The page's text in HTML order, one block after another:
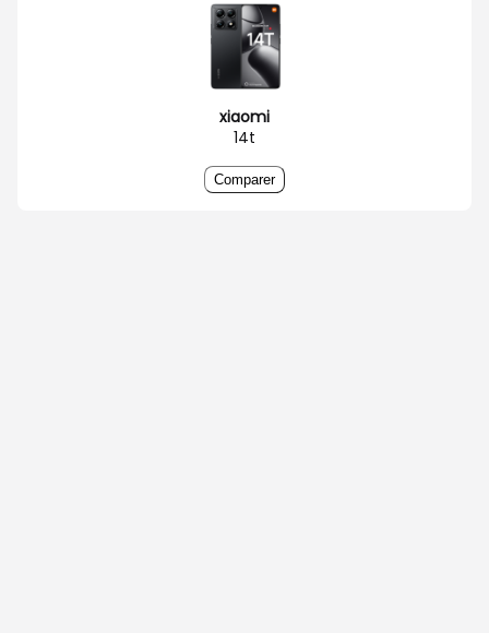
xiaomi
14t
Comparer